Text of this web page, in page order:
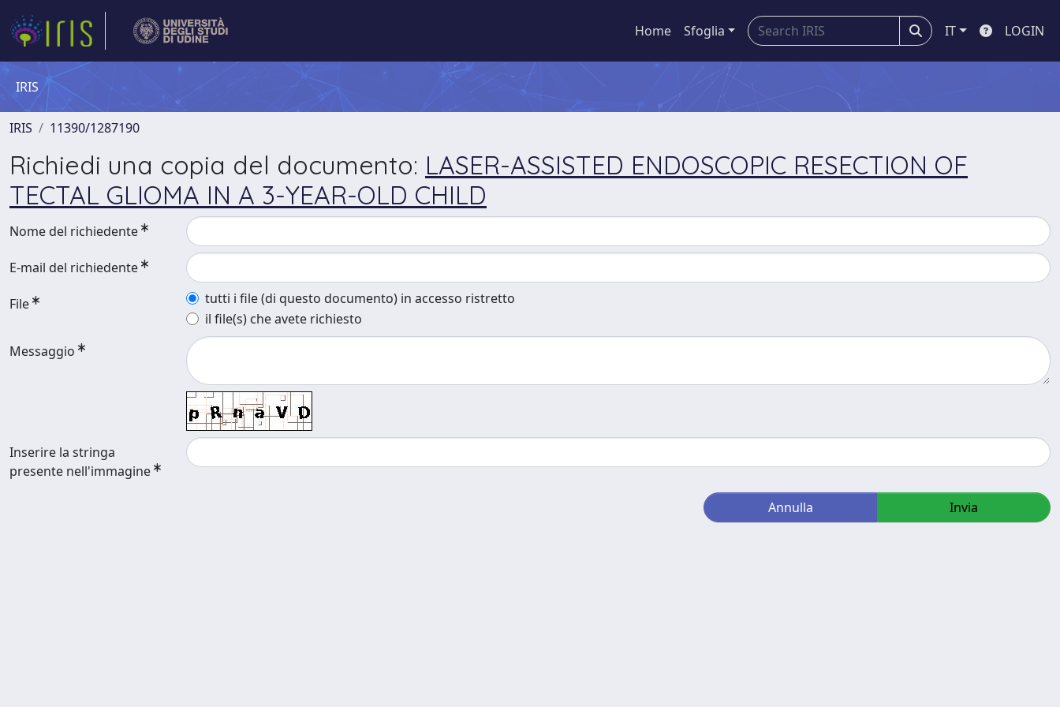
Home Sfoglia IT LOGIN
IRIS
IRIS 11390/1287190
Richiedi una copia del documento: LASER-ASSISTED ENDOSCOPIC RESECTION OF
TECTAL GLIOMA IN A 3-YEAR-OLD CHILD
Nome del richiedente
E-mail del richiedente
File
tutti i file (di questo documento) in accesso ristretto
il file(s) che avete richiesto
Messaggio
Inserire la stringa
presente nell'immagine
Annulla Invia